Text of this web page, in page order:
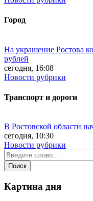
Город
На украшение Ростова
рублей
сегодня, 16:08
Новости рубрики
Транспорт и дороги
В Ростовской области
сегодня, 10:30
Новости рубрики
Картина дня